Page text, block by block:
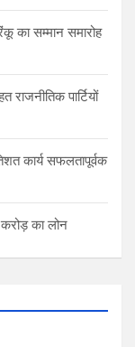
का सम्मान समारोह
राजनीतिक पार्टियों
कार्य सफलतापूर्वक
का लोन